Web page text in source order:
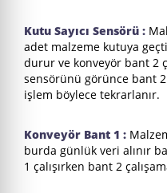
Kutu Sayıcı Sensörü :
adet malzeme kutuya
durur ve konveyör bant 2
sensörünü görünce bant 2
işlem böylece tekrarlanır.
Konveyör Bant 1 :
burda günlük veri alınır
1 çalışırken bant 2